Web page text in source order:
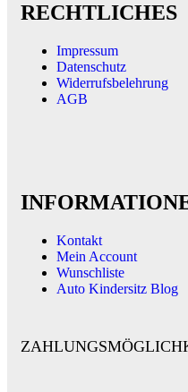
RECHTLICHES
Impressum
Datenschutz
Widerrufsbelehrung
AGB
Kontakt
Mein Account
Wunschliste
Auto Kindersitz Blog